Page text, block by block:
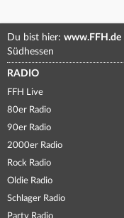
Du bist hier: www.FFH.de
Südhessen
RADIO
FFH Live
80er Radio
90er Radio
2000er Radio
Rock Radio
Oldie Radio
Schlager Radio
Party Radio